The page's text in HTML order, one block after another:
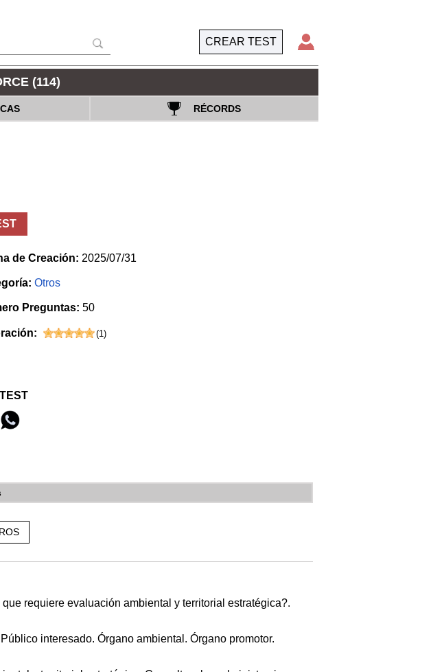
CREAR TEST
(114)
RÉCORDS
de Creación: 2025/07/31
Otros
Preguntas: 50
(1 )
requiere evaluación ambiental y territorial estratégica?.
interesado. Órgano ambiental. Órgano promotor.